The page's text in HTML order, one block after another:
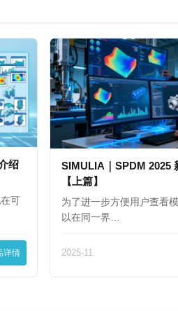
绍
可
详情
SIMULIA｜SPDM 2025
【上篇】
为了进一步方便用户查看
以在同一界…
2025-11